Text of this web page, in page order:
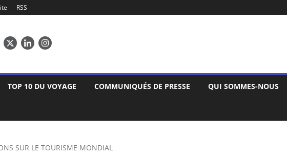
RSS
TOP 10 DU VOYAGE COMMUNIQUÉS DE PRESSE QUI SOMMES-NOUS
SUR LE TOURISME MONDIAL